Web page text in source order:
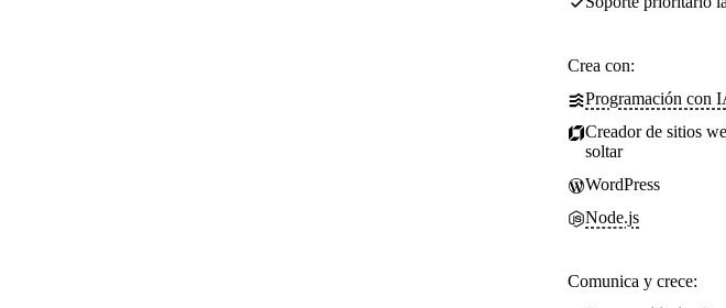
Crea con:
Programación con
Creador de sitios
soltar
WordPress
Node.js
Comunica y crece: